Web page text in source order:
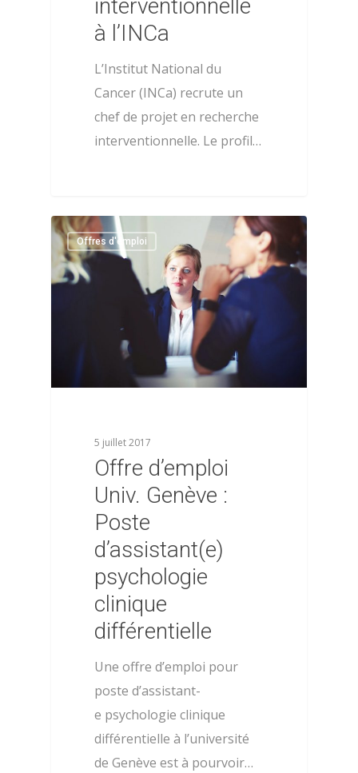
interventionnelle
à l’INCa
L’Institut National du
Cancer (INCa) recrute un
chef de projet en recherche
interventionnelle. Le profil…
Offres d'emploi
5 juillet 2017
Offre d’emploi
Univ. Genève :
Poste
d’assistant(e)
psychologie
clinique
différentielle
Une offre d’emploi pour
poste d’assistant-
e psychologie clinique
différentielle à l’université
de Genève est à pourvoir…
La commission jeunes
chercheurs
Adhérer
Mon espace adhérent
Aide